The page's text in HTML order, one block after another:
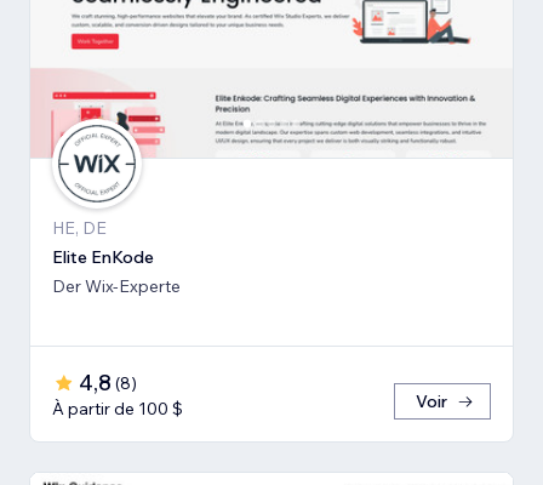
HE, DE
Elite EnKode
Der Wix-Experte
4,8 (8)
À partir de 100 $
Voir